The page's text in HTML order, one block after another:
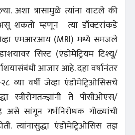
अशा त्रासामुळे त्यांना वाटले की
शकतो म्हणून त्या डॉक्टरांकडे
एमआरआय (MRI) मध्ये समजले
सिस्ट (एंडोमेट्रियम टिश्यू/
आजार आहे. दहा वर्षानंतर
व्या वर्षी जेव्हा एंडोमेट्रिओसिसचे
स्त्रीरोगतज्ज्ञांनी ते पीसीओएस/
सांगून गर्भनिरोधक गोळ्यांची
त्यांनासुद्धा एंडोमेट्रिओसिस तज्ञ